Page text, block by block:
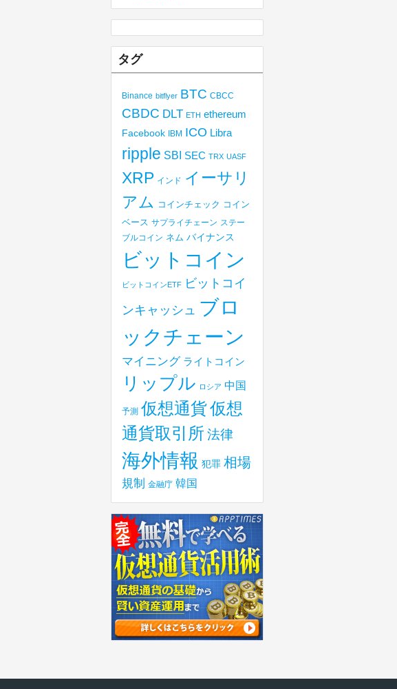
タグ
Binance bitflyer BTC CBCC
CBDC DLT ETH ethereum
Facebook IBM ICO Libra
ripple SBI SEC TRX UASF
XRP インド イーサリ
アム コインチェック コイン
ベース サプライチェーン ステー
ブルコイン ネム バイナンス
ビットコイン
ビットコインETF
ビットコイ
ンキャッシュ ブロ
ックチェーン
マイニング ライトコイン
リップル ロシア 中国
予測 仮想通貨仮想
通貨取引所 法律
海外情報 犯罪 相場
規制 金融庁 韓国